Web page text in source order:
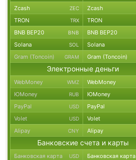
Zcash ZEC Zcash
TRON TRX TRON
BNB BEP20 BNB BNB BEP20
Solana SOL Solana
Gram (Toncoin) GRAM Gram (Toncoin)
Электронные деньги
WebMoney WMZ WebMoney
ЮMoney RUB ЮMoney
PayPal USD PayPal
Volet USD Volet
Alipay CNY Alipay
Банковские счета и карты
Банковская карта USD Банковская карта